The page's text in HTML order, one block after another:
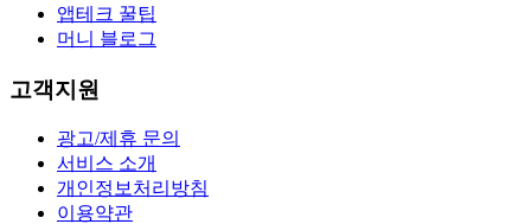
앱테크 꿀팁
머니 블로그
고객지원
광고/제휴 문의
서비스 소개
개인정보처리방침
이용약관